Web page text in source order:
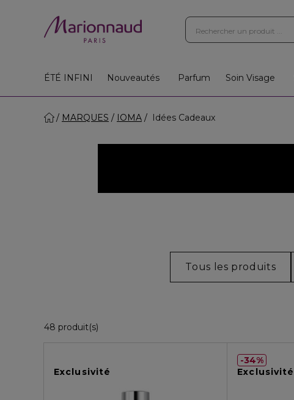
ÉTÉ INFINI Nouveautés Parfum Soin Visage
MARQUES IOMA Idées Cadeaux
Tous les produits
48 produit(s)
Exclusivité Exclusivité
34%